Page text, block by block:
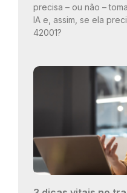
precisa – ou não –
IA e, assim, se ela
42001?